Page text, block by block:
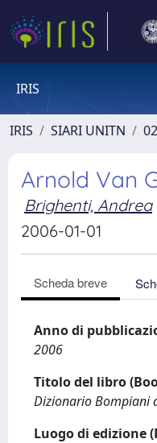
IRIS
IRIS SIARI UNITN
Arnold Van
Brighenti, Andrea
2006-01-01
Scheda breve
Anno di
2006
Titolo del libro
Dizionario Bompiani
Luogo di edizione